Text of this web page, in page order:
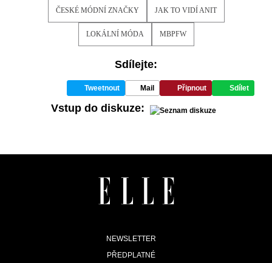
ČESKÉ MÓDNÍ ZNAČKY JAK TO VIDÍ ANIT
LOKÁLNÍ MÓDA MBPFW
Sdílejte:
Tweetnout Mail Připnout Sdílet
Vstup do diskuze:
NEWSLETTER
PŘEDPLATNÉ